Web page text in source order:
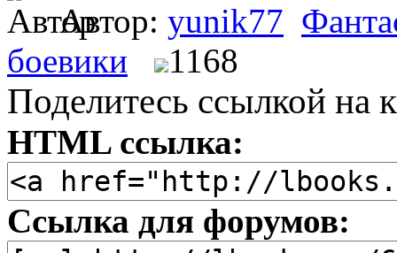
Автор: yunik77
боевики
1168
Поделитесь ссылкой на
HTML ссылка:
Ссылка для форумов: